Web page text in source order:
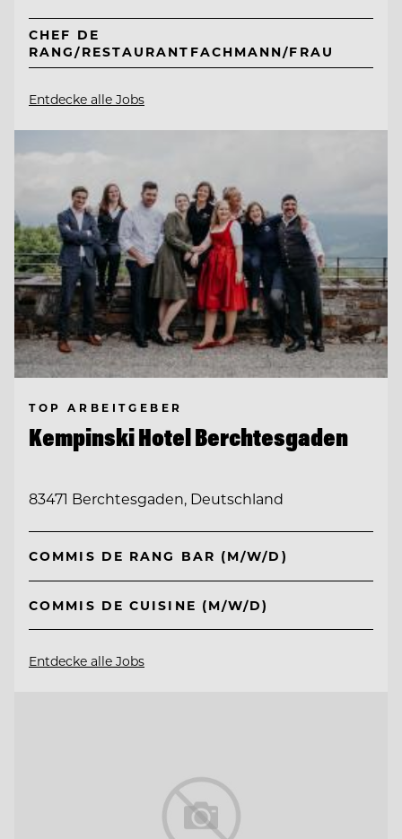
CHEF DE
RANG/RESTAURANTFACHMANN/FRAU
Entdecke alle Jobs
TOP ARBEITGEBER
Kempinski Hotel Berchtesgaden
83471 Berchtesgaden, Deutschland
COMMIS DE RANG BAR (M/W/D)
COMMIS DE CUISINE (M/W/D)
Entdecke alle Jobs